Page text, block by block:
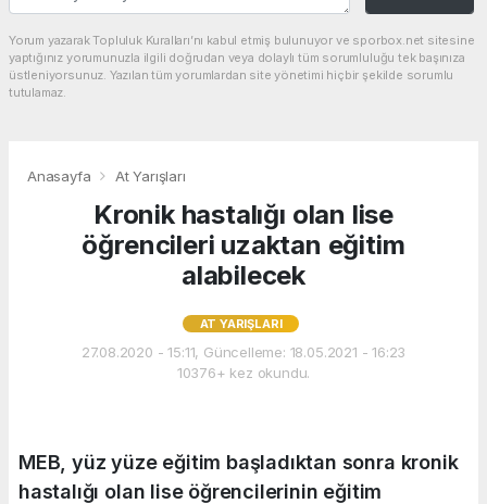
Yorum yazarak Topluluk Kuralları’nı kabul etmiş bulunuyor ve sporbox.net sitesine
yaptığınız yorumunuzla ilgili doğrudan veya dolaylı tüm sorumluluğu tek başınıza
üstleniyorsunuz. Yazılan tüm yorumlardan site yönetimi hiçbir şekilde sorumlu
tutulamaz.
Anasayfa At Yarışları
Kronik hastalığı olan lise
öğrencileri uzaktan eğitim
alabilecek
AT YARIŞLARI
27.08.2020 - 15:11, Güncelleme: 18.05.2021 - 16:23
10376+ kez okundu.
MEB, yüz yüze eğitim başladıktan sonra kronik
hastalığı olan lise öğrencilerinin eğitim